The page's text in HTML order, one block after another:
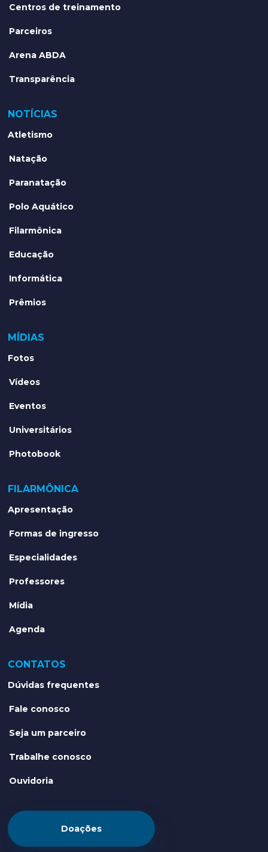
Centros de treinamento
Parceiros
Arena ABDA
Transparência
NOTÍCIAS
Atletismo
Natação
Paranatação
Polo Aquático
Filarmônica
Educação
Informática
Prêmios
MÍDIAS
Fotos
Vídeos
Eventos
Universitários
Photobook
FILARMÔNICA
Apresentação
Formas de ingresso
Especialidades
Professores
Mídia
Agenda
CONTATOS
Dúvidas frequentes
Fale conosco
Seja um parceiro
Trabalhe conosco
Ouvidoria
Doações